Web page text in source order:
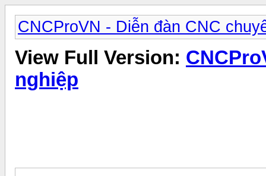
CNCProVN - Diễn đàn CNC
View Full Version:
nghiệp